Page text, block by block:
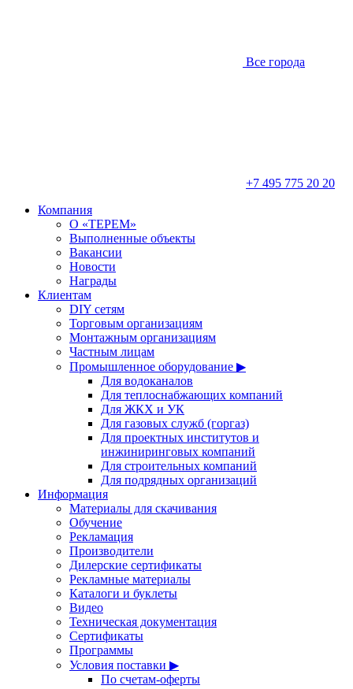
Все города
+7 495 775 20 20
Компания
О «ТЕРЕМ»
Выполненные объекты
Вакансии
Новости
Награды
Клиентам
DIY сетям
Торговым организациям
Монтажным организациям
Частным лицам
Промышленное оборудование ▶
Для водоканалов
Для теплоснабжающих компаний
Для ЖКХ и УК
Для газовых служб (горгаз)
Для проектных институтов и
инжиниринговых компаний
Для строительных компаний
Для подрядных организаций
Информация
Материалы для скачивания
Обучение
Рекламация
Производители
Дилерские сертификаты
Рекламные материалы
Каталоги и буклеты
Видео
Техническая документация
Сертификаты
Программы
Условия поставки ▶
По счетам-оферты